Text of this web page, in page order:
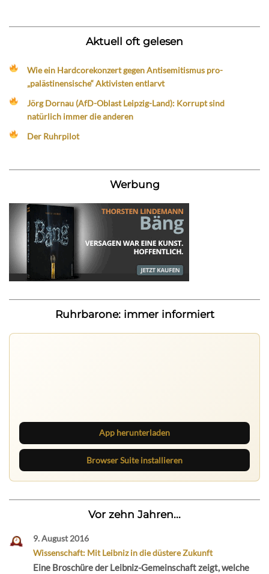
Aktuell oft gelesen
Wie ein Hardcorekonzert gegen Antisemitismus pro-
„palästinensische“ Aktivisten entlarvt
Jörg Dornau (AfD-Oblast Leipzig-Land): Korrupt sind
natürlich immer die anderen
Der Ruhrpilot
Werbung
Ruhrbarone: immer informiert
App herunterladen
Browser Suite installieren
Vor zehn Jahren...
9. August 2016
Wissenschaft: Mit Leibniz in die düstere Zukunft
Eine Broschüre der Leibniz-Gemeinschaft zeigt, welche